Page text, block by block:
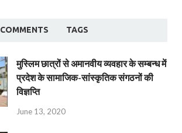
COMMENTS TAGS
मुस्लिम छात्रों से अमानवीय व्यवहार के सम्बन्ध में
प्रदेश के सामाजिक-सांस्कृतिक संगठनों की
विज्ञप्ति
June 13, 2020